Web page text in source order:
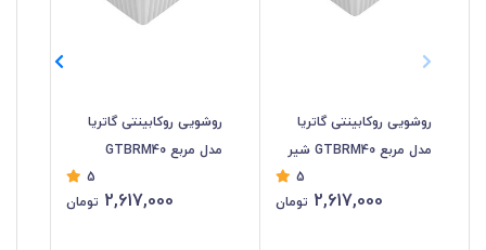
روشویی روکابینتی گاتریا
مدل مربع GTBRM40 شیر
5
2,617,000 تومان
روشویی روکابینتی گاتریا
مدل مربع GTBRM40
5
2,617,000 تومان